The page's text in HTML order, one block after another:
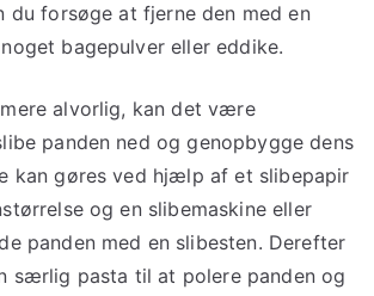
du forsøge at fjerne den med en
bagepulver eller eddike.
alvorlig, kan det være
panden ned og genopbygge dens
kan gøres ved hjælp af et slibepapir
og en slibemaskine eller
panden med en slibesten. Derefter
særlig pasta til at polere panden og